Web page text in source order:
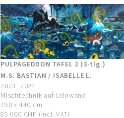
PULPAGEDDON TAFEL 2 (3-tlg.)
M.S. BASTIAN / ISABELLE L.
2023, 2024
Mischtechnik auf Leinwand
190 x 440 cm
85.000 CHF (incl. VAT)